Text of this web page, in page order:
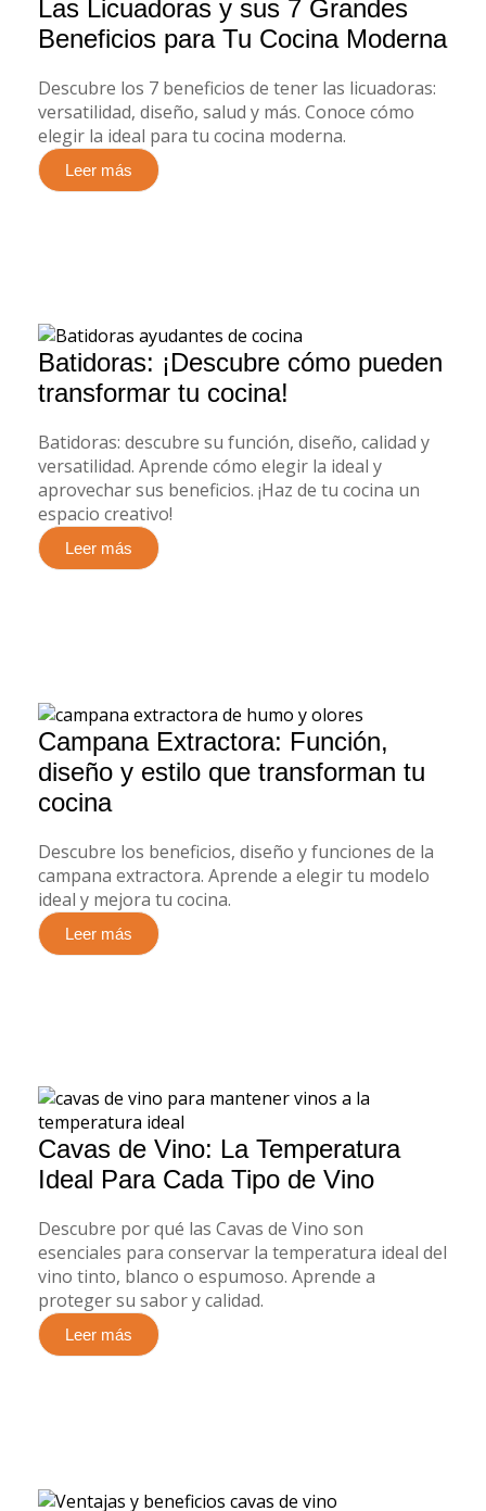
Las Licuadoras y sus 7 Grandes
Beneficios para Tu Cocina Moderna
Descubre los 7 beneficios de tener las licuadoras:
versatilidad, diseño, salud y más. Conoce cómo
elegir la ideal para tu cocina moderna.
Leer más
Batidoras: ¡Descubre cómo pueden
transformar tu cocina!
Batidoras: descubre su función, diseño, calidad y
versatilidad. Aprende cómo elegir la ideal y
aprovechar sus beneficios. ¡Haz de tu cocina un
espacio creativo!
Leer más
Campana Extractora: Función,
diseño y estilo que transforman tu
cocina
Descubre los beneficios, diseño y funciones de la
campana extractora. Aprende a elegir tu modelo
ideal y mejora tu cocina.
Leer más
Cavas de Vino: La Temperatura
Ideal Para Cada Tipo de Vino
Descubre por qué las Cavas de Vino son
esenciales para conservar la temperatura ideal del
vino tinto, blanco o espumoso. Aprende a
proteger su sabor y calidad.
Leer más